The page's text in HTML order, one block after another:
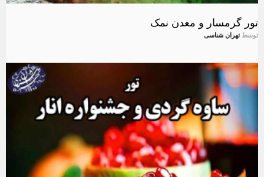
تور گرمسار و معدن نمک
توسطتهران شناسی